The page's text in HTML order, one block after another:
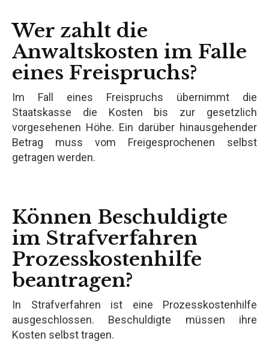
Wer zahlt die
Anwaltskosten im Falle
eines Freispruchs?
Im Fall eines Freispruchs übernimmt die
Staatskasse die Kosten bis zur gesetzlich
vorgesehenen Höhe. Ein darüber hinausgehender
Betrag muss vom Freigesprochenen selbst
getragen werden.
Können Beschuldigte
im Strafverfahren
Prozesskostenhilfe
beantragen?
In Strafverfahren ist eine Prozesskostenhilfe
ausgeschlossen. Beschuldigte müssen ihre
Kosten selbst tragen.